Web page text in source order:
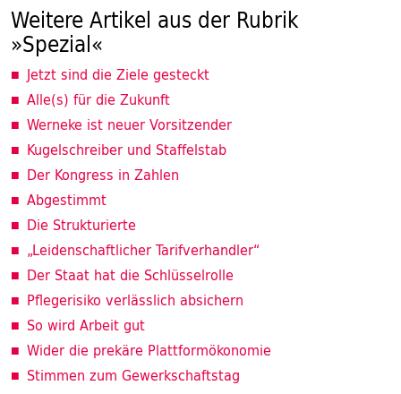
Weitere Artikel aus der Rubrik
»Spezial«
Jetzt sind die Ziele gesteckt
Alle(s) für die Zukunft
Werneke ist neuer Vorsitzender
Kugelschreiber und Staffelstab
Der Kongress in Zahlen
Abgestimmt
Die Strukturierte
„Leidenschaftlicher Tarifverhandler“
Der Staat hat die Schlüsselrolle
Pflegerisiko verlässlich absichern
So wird Arbeit gut
Wider die prekäre Plattformökonomie
Stimmen zum Gewerkschaftstag